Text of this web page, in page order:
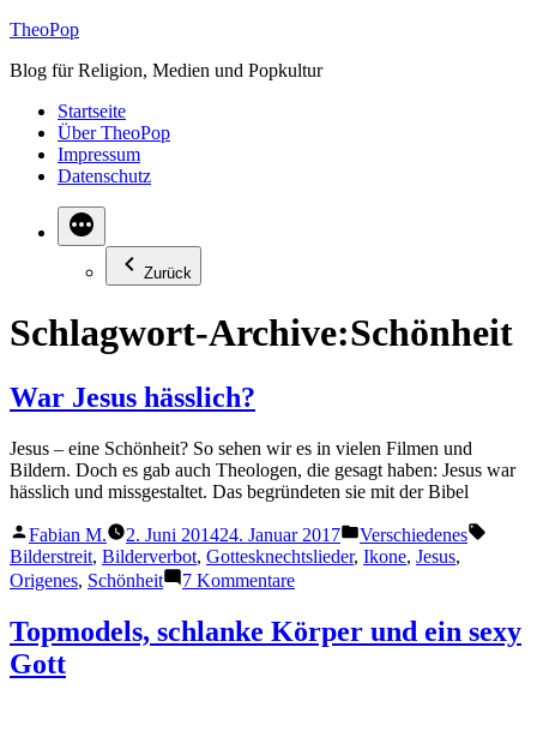
Zum
springen
TheoPop
Blog für Religion, Medien und Popkultur
Startseite
Über TheoPop
Impressum
Datenschutz
Zurück
Schlagwort-Archive:Schönheit
War Jesus hässlich?
Jesus – eine Schönheit? So sehen wir es in vielen Filmen und
Bildern. Doch es gab auch Theologen, die gesagt haben: Jesus war
hässlich und missgestaltet. Das begründeten sie mit der Bibel
Veröffentlicht
von
Fabian M. 2. Juni 201424. Januar 2017
Veröffentlicht
in
Verschiedenes
Bilderstreit, Bilderverbot, Gottesknechtslieder, Ikone, Jesus,
Origenes, Schönheit 7 Kommentarezu
Jesus
hässlich?
Topmodels, schlanke Körper und ein sexy
Gott